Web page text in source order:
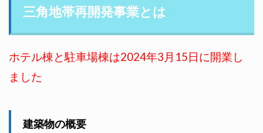
三角地帯再開発事業とは
ホテル棟と駐車場棟は2024年3月15日に開業し
ました
建築物の概要